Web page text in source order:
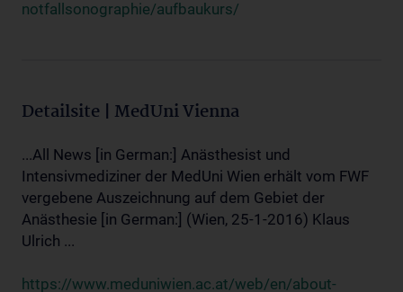
notfallsonographie/aufbaukurs/
Detailsite | MedUni Vienna
...All News [in German:] Anästhesist und
Intensivmediziner der MedUni Wien erhält vom FWF
vergebene Auszeichnung auf dem Gebiet der
Anästhesie [in German:] (Wien, 25-1-2016) Klaus
Ulrich ...
https://www.meduniwien.ac.at/web/en/about-